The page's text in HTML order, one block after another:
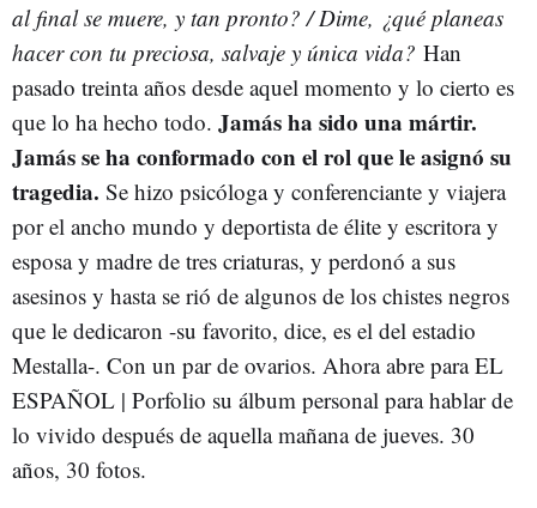
al final se muere, y tan pronto? / Dime, ¿qué planeas
hacer con tu preciosa, salvaje y única vida? Han
pasado treinta años desde aquel momento y lo cierto es
que lo ha hecho todo. Jamás ha sido una mártir.
Jamás se ha conformado con el rol que le asignó su
tragedia. Se hizo psicóloga y conferenciante y viajera
por el ancho mundo y deportista de élite y escritora y
esposa y madre de tres criaturas, y perdonó a sus
asesinos y hasta se rió de algunos de los chistes negros
que le dedicaron -su favorito, dice, es el del estadio
Mestalla-. Con un par de ovarios. Ahora abre para EL
ESPAÑOL | Porfolio su álbum personal para hablar de
lo vivido después de aquella mañana de jueves. 30
años, 30 fotos.